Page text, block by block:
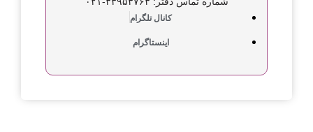
کانال تلگرام
اینستاگرام